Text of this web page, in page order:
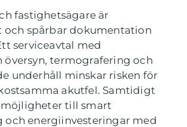
fastighetsägare är
och spårbar dokumentation
serviceavtal med
översyn, termografering och
underhåll minskar risken för
akutfel. Samtidigt
till smart
och energiinvesteringar med